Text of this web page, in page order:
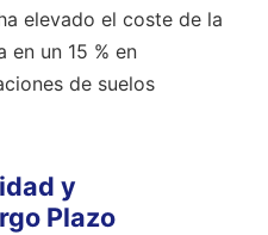
elevado el coste de la
en un 15 % en
de suelos
y
Plazo